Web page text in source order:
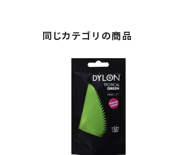
同じカテゴリの商品